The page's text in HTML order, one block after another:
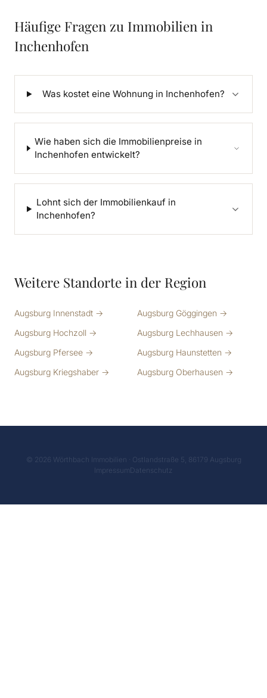
Häufige Fragen zu Immobilien in
Inchenhofen
Was kostet eine Wohnung in Inchenhofen?
Wie haben sich die Immobilienpreise in
Inchenhofen entwickelt?
Lohnt sich der Immobilienkauf in
Inchenhofen?
Weitere Standorte in der Region
Augsburg Innenstadt →
Augsburg Göggingen →
Augsburg Hochzoll →
Augsburg Lechhausen →
Augsburg Pfersee →
Augsburg Haunstetten →
Augsburg Kriegshaber →
Augsburg Oberhausen →
© 2026 Wörthbach Immobilien · Ostlandstraße 5, 86179 Augsburg
ImpressumDatenschutz